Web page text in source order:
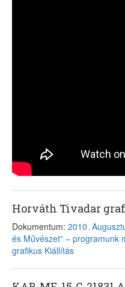
Horváth Tivadar
Dokumentum: 2010.
és Művészet” – programunk
grafikus Kiállítás